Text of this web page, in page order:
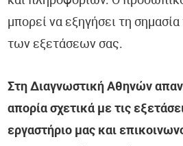
μπορεί να εξηγήσει τη
των εξετάσεων σας.
Στη Διαγνωστική Αθηνών
απορία σχετικά με τις
εργαστήριο μας και